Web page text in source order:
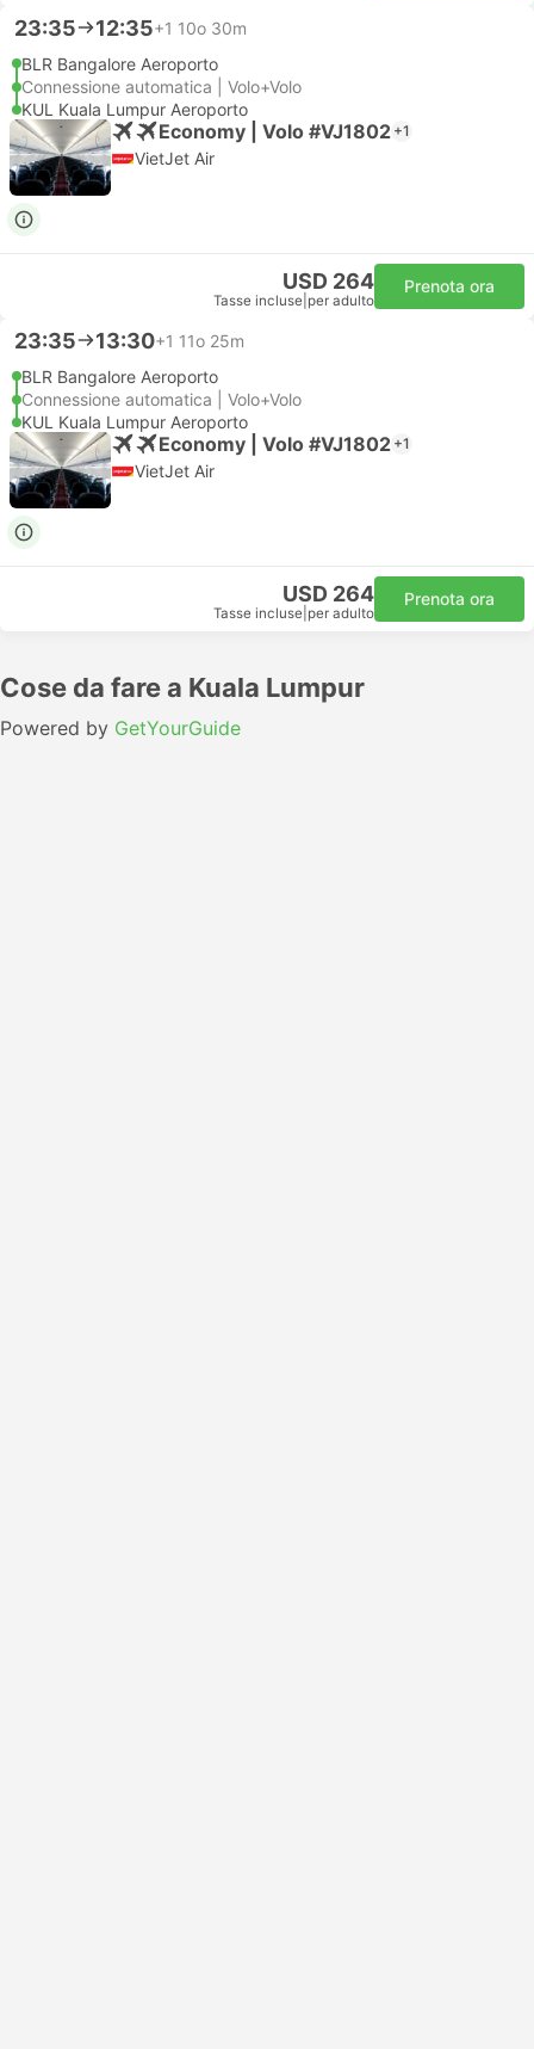
23:35 12:35+1 10o 30m
BLR Bangalore Aeroporto
Connessione automatica | Volo+Volo
KUL Kuala Lumpur Aeroporto
Economy | Volo #VJ1802 +1
VietJet Air
USD 264
Tasse incluse per adulto
Prenota ora
23:35 13:30+1 11o 25m
BLR Bangalore Aeroporto
Connessione automatica | Volo+Volo
KUL Kuala Lumpur Aeroporto
Economy | Volo #VJ1802 +1
VietJet Air
USD 264
Tasse incluse per adulto
Prenota ora
Cose da fare a Kuala Lumpur
Powered by GetYourGuide